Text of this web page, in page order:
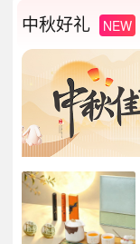
中秋好礼 NEW